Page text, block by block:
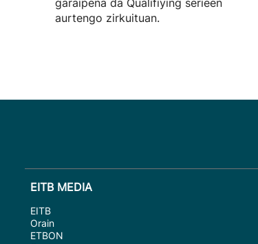
garaipena da Qualifiying serieen
aurtengo zirkuituan.
EITB MEDIA
EITB
Orain
ETBON